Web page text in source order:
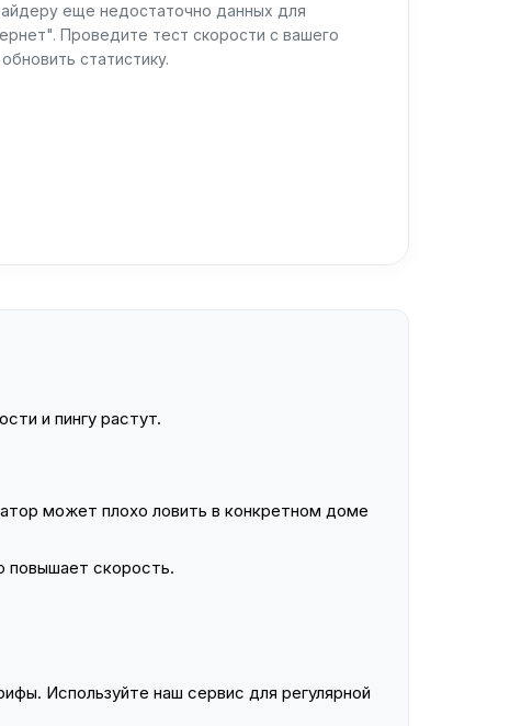
еще недостаточно данных для
Проведите тест скорости с вашего
статистику.
и пингу растут.
может плохо ловить в конкретном доме
повышает скорость.
Используйте наш сервис для регулярной